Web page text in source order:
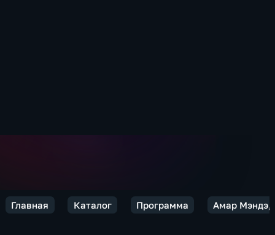
Главная Каталог Программа Амар Мэндэ,